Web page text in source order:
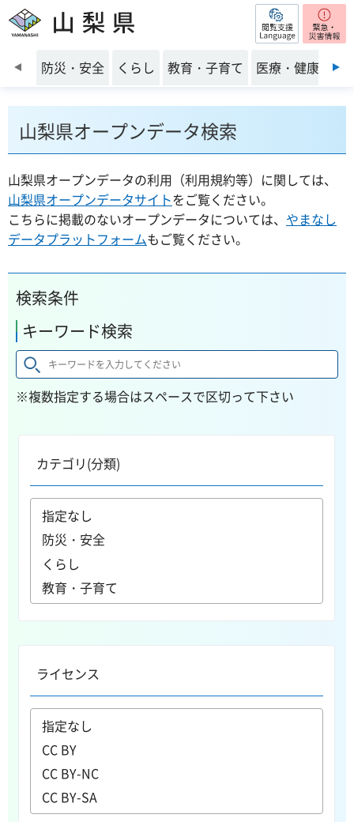
山梨県 閲覧支援
前のスライドを表示
防災・安全 くらし 教育・子育て 医療・健康・福
山梨県オープンデータ検索
山梨県オープンデータの利用（利用規約等）に関しては、
山梨県オープンデータサイトをご覧ください。
こちらに掲載のないオープンデータについては、 やまなし
データプラットフォームもご覧ください。
検索条件
キーワード検索
※複数指定する場合はスペースで区切って下さい
カテゴリ(分類)
ライセンス